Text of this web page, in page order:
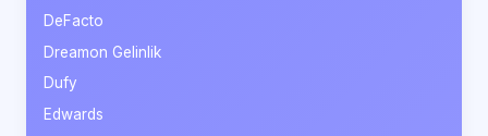
DeFacto
Dreamon Gelinlik
Dufy
Edwards